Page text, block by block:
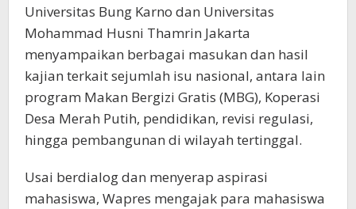
Universitas Bung Karno dan Universitas
Mohammad Husni Thamrin Jakarta
menyampaikan berbagai masukan dan hasil
kajian terkait sejumlah isu nasional, antara lain
program Makan Bergizi Gratis (MBG), Koperasi
Desa Merah Putih, pendidikan, revisi regulasi,
hingga pembangunan di wilayah tertinggal.
Usai berdialog dan menyerap aspirasi
mahasiswa, Wapres mengajak para mahasiswa